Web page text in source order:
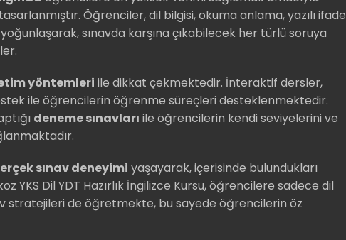
Öğrenciler, dil bilgisi, okuma anlama, yazılı ifade
sınavda karşına çıkabilecek her türlü soruya
yöntemleri ile dikkat çekmektedir. İnteraktif dersler,
ile öğrencilerin öğrenme süreçleri desteklenmektedir.
deneme sınavları ile öğrencilerin kendi seviyelerini ve
sınav deneyimi yaşayarak, içerisinde bulundukları
YKS Dil YDT Hazırlık İngilizce Kursu, öğrencilere sadece dil
stratejileri de öğretmekte, bu sayede öğrencilerin öz